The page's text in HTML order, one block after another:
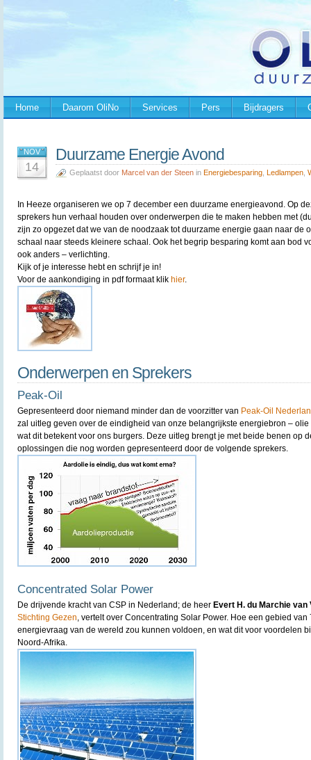
Home Daarom OliNo Services Pers Bijdragers
NOV
14
Duurzame Energie Avond
Geplaatst door Marcel van der Steen in Energiebesparing Ledlampen
In Heeze organiseren we op 7 december een duurzame energieavond. Op
sprekers hun verhaal houden over onderwerpen die te maken hebben met
zijn zo opgezet dat we van de noodzaak tot duurzame energie gaan naar de
schaal naar steeds kleinere schaal. Ook het begrip besparing komt aan bod
ook anders – verlichting.
Kijk of je interesse hebt en schrijf je in!
Voor de aankondiging in pdf formaat klik hier.
Onderwerpen en Sprekers
Peak-Oil
Gepresenteerd door niemand minder dan de voorzitter van Peak-Oil
zal uitleg geven over de eindigheid van onze belangrijkste energiebron –
wat dit betekent voor ons burgers. Deze uitleg brengt je met beide benen op
oplossingen die nog worden gepresenteerd door de volgende sprekers.
Concentrated Solar Power
De drijvende kracht van CSP in Nederland; de heer Evert H. du Marchie van
Stichting Gezen, vertelt over Concentrating Solar Power. Hoe een gebied van
energievraag van de wereld zou kunnen voldoen, en wat dit voor voordelen
Noord-Afrika.